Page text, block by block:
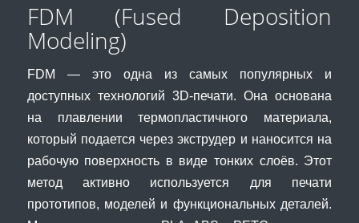
FDM (Fused Deposition
Modeling)
FDM — это одна из самых популярных и
доступных технологий 3D-печати. Она основана
на плавлении термопластичного материала,
который подается через экструдер и наносится на
рабочую поверхность в виде тонких слоёв. Этот
метод активно используется для печати
прототипов, моделей и функциональных деталей.